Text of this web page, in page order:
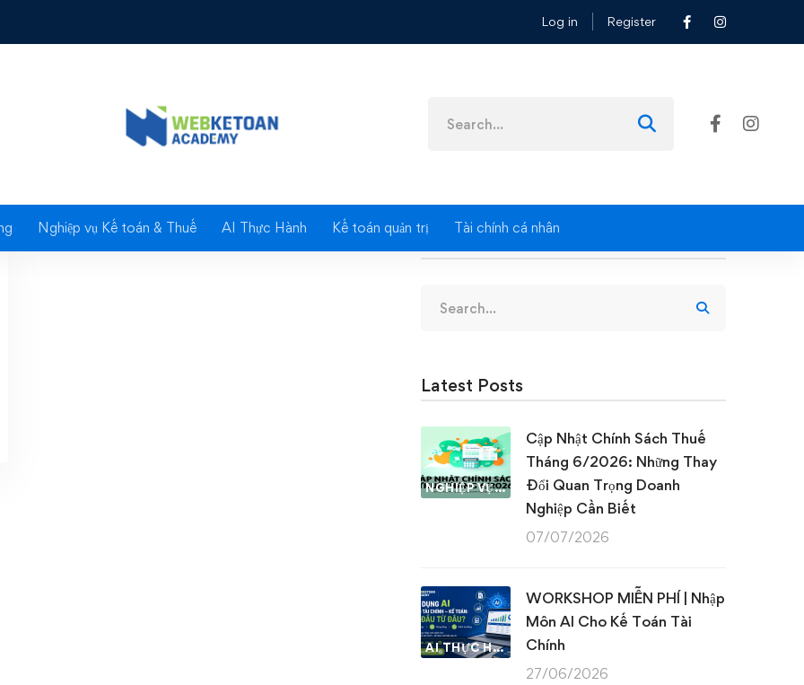
Log in Register
for:
Nghiệp vụ Kế toán & Thuế AI Thực Hành Kế toán quản trị Tài chính cá nhân
for:
Latest Posts
NGHIỆP VỤ KẾ TOÁN & THUẾ
Cập Nhật Chính Sách Thuế
Tháng 6/2026: Những Thay
Đổi Quan Trọng Doanh
Nghiệp Cần Biết
07/07/2026
AI THỰC HÀNH
WORKSHOP MIỄN PHÍ | Nhập
Môn AI Cho Kế Toán Tài
Chính
27/06/2026